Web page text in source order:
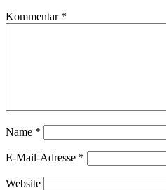
Kommentar *
Name *
E-Mail-Adresse *
Website